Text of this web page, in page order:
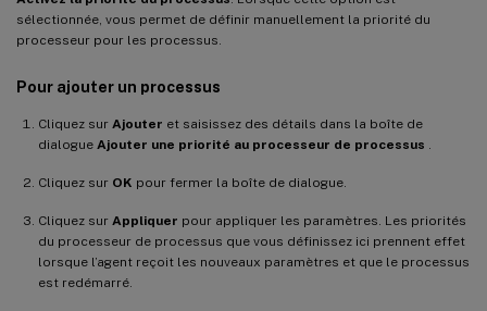
sélectionnée, vous permet de définir manuellement la priorité du
processeur pour les processus.
Pour ajouter un processus
Cliquez sur Ajouter et saisissez des détails dans la boîte de
dialogue Ajouter une priorité au processeur de processus
Cliquez sur OK pour fermer la boîte de dialogue.
Cliquez sur Appliquer pour appliquer les paramètres. Les priorités
du processeur de processus que vous définissez ici prennent effet
lorsque l’agent reçoit les nouveaux paramètres et que le processus
est redémarré.